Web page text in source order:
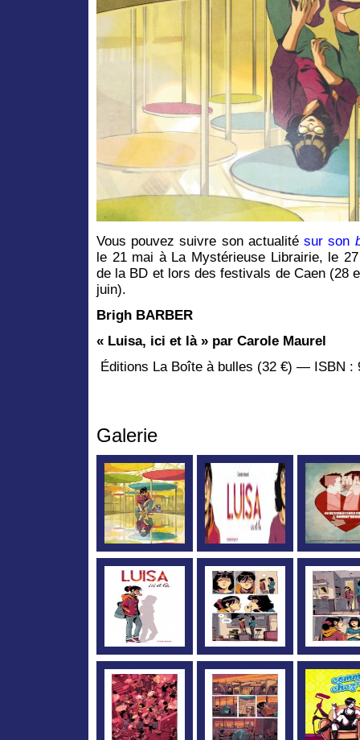
Vous pouvez suivre son actualitésur son
le 21 mai à La Mystérieuse Librairie, le
de la BD et lors des festivals de Caen (28
juin).
Brigh BARBER
« Luisa, ici et là » par Carole Maurel
Éditions La Boîte à bulles (32 €) — ISBN :
Galerie